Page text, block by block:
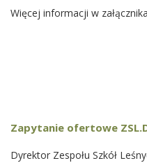
Więcej informacji w
Zapytanie ofertowe
Dyrektor Zespołu Szkół